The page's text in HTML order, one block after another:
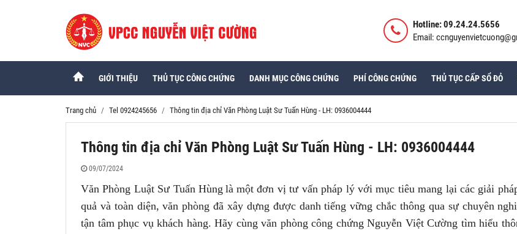
Hotline: 09.24.24.5656
Email:
GIỚI THIỆU THỦ TỤC CÔNG CHỨNG DANH MỤC CÔNG CHỨNG PHÍ CÔNG CHỨNG THỦ TỤC CẤP SỔ ĐỎ
Trang chủ Tel 0924245656 Thông tin địa chỉ Văn Phòng Luật Sư Tuấn Hùng - LH: 0936004444
Thông tin địa chỉ Văn Phòng Luật Sư Tuấn Hùng - LH: 0936004444
09/07/2024
Văn Phòng Luật Sư Tuấn Hùng là một đơn vị tư vấn pháp lý với mục tiêu mang lại các giải
quả và toàn diện, văn phòng đã xây dựng được danh tiếng vững chắc thông qua sự chuyên
tận tâm phục vụ khách hàng. Hãy cùng văn phòng công chứng Nguyễn Việt Cường tìm hiểu